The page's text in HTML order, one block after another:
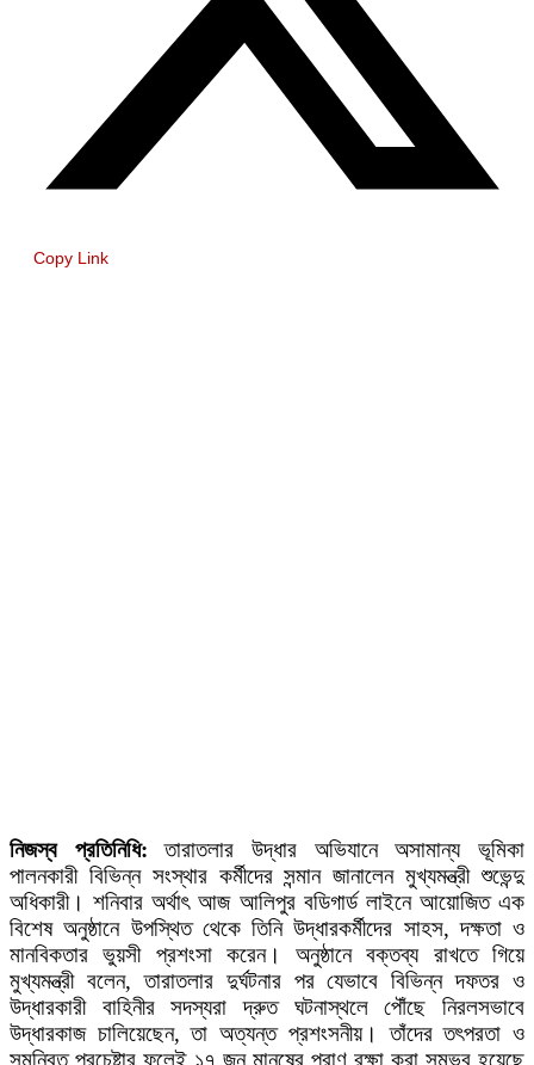
Copy Link
নিজস্ব প্রতিনিধি: তারাতলার উদ্ধার অভিযানে অসামান্য ভূমিকা
পালনকারী বিভিন্ন সংস্থার কর্মীদের সন্মান জানালেন মুখ্যমন্ত্রী শুভেন্দু
অধিকারী। শনিবার অর্থাৎ আজ আলিপুর বডিগার্ড লাইনে আয়োজিত এক
বিশেষ অনুষ্ঠানে উপস্থিত থেকে তিনি উদ্ধারকর্মীদের সাহস, দক্ষতা ও
মানবিকতার ভুয়সী প্রশংসা করেন। অনুষ্ঠানে বক্তব্য রাখতে গিয়ে
মুখ্যমন্ত্রী বলেন, তারাতলার দুর্ঘটনার পর যেভাবে বিভিন্ন দফতর ও
উদ্ধারকারী বাহিনীর সদস্যরা দ্রুত ঘটনাস্থলে পৌঁছে নিরলসভাবে
উদ্ধারকাজ চালিয়েছেন, তা অত্যন্ত প্রশংসনীয়। তাঁদের তৎপরতা ও
সমন্বিত প্রচেষ্টার ফলেই ১৭ জন মানুষের প্রাণ রক্ষা করা সম্ভব হয়েছে